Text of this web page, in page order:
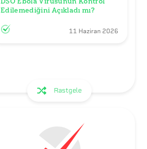
Edilemediğini Açıkladı mı?
11 Haziran 2026
Rastgele